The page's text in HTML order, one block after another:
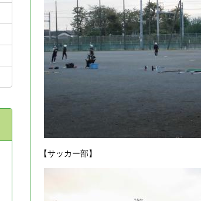
【サッカー部】